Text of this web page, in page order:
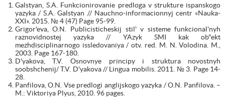
Galstyan, S.A. Funkcionirovanie predloga v strukture ispanskogo
yazyka / S.A. Galstyan // Nauchno-informacionnyj centr «Nauka-
XXI». 2015. № 4 (47) Page 95-99.
Grigor'eva, O.N. Publicisticheskij stil' v sisteme funkcional'nyh
raznovidnostej yazyka // YAzyk SMI kak ob"ekt
mezhdisciplinarnogo issledovaniya / otv. red. M. N. Volodina. M.,
2003. Page 167-180.
D'yakova, T.V. Osnovnye principy i struktura novostnyh
soobshchenij/ T.V. D'yakova // Lingua mobilis. 2011. № 3. Page 14-
28.
Panfilova, O.N. Vse predlogi anglijskogo yazyka / O.N. Panfilova. –
M.: Viktoriya Plyus, 2010. 96 pages.